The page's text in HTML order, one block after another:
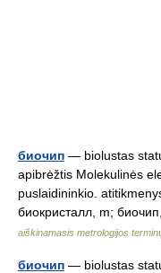
биочип — biolustas
apibrėžtis Molekulinės
puslaidininkio.
биокристалл, m;
aiškinamasis metrologijos
биочип — biolustas